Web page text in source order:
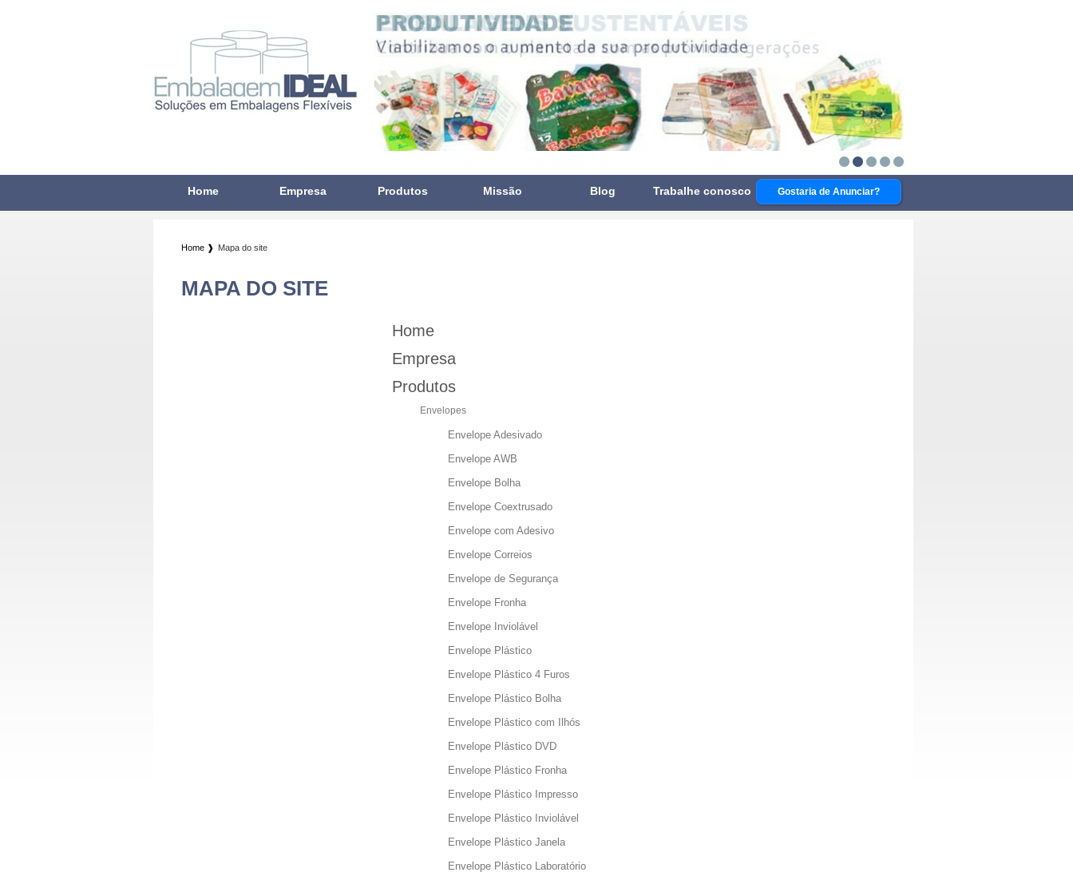
Home Empresa Produtos Missão Blog Trabalhe conosco Gostaria de Anunciar?
Home ❱ Mapa do site
MAPA DO SITE
Home
Empresa
Produtos
Envelopes
Envelope Adesivado
Envelope AWB
Envelope Bolha
Envelope Coextrusado
Envelope com Adesivo
Envelope Correios
Envelope de Segurança
Envelope Fronha
Envelope Inviolável
Envelope Plástico
Envelope Plástico 4 Furos
Envelope Plástico Bolha
Envelope Plástico com Ilhós
Envelope Plástico DVD
Envelope Plástico Fronha
Envelope Plástico Impresso
Envelope Plástico Inviolável
Envelope Plástico Janela
Envelope Plástico Laboratório